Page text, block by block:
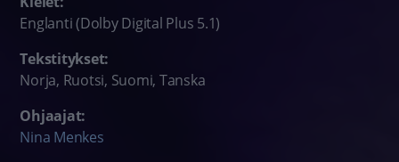
Englanti (Dolby Digital Plus 5.1)
Tekstitykset:
Norja, Ruotsi, Suomi, Tanska
Ohjaajat:
Nina Menkes